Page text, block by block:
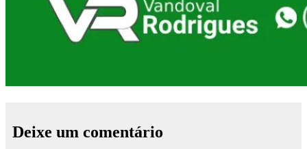
Deixe um comentário